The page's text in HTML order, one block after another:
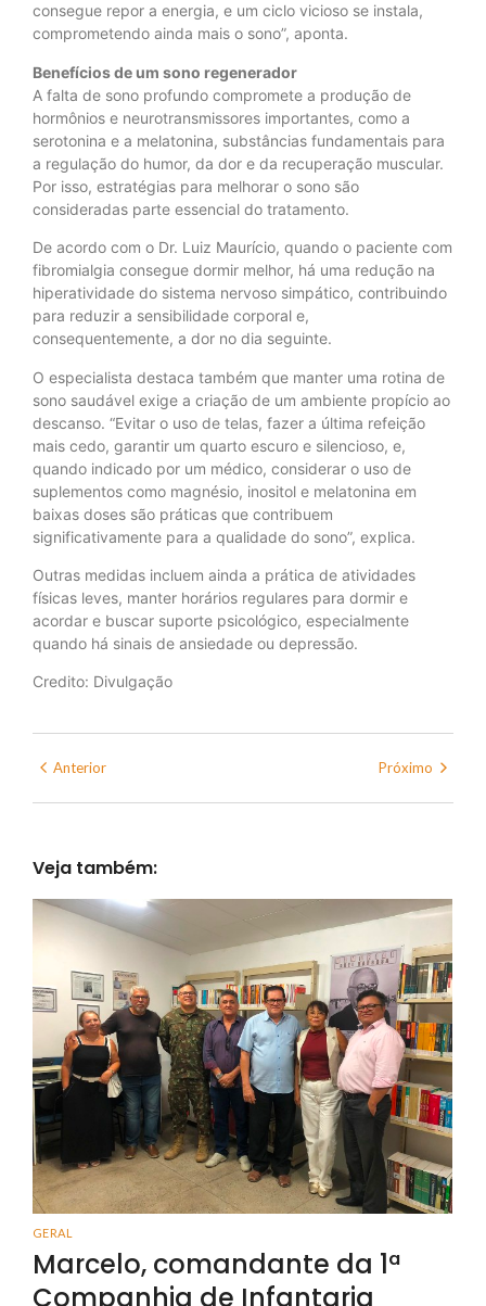
consegue repor a energia, e um ciclo vicioso se instala,
comprometendo ainda mais o sono”, aponta.
Benefícios de um sono regenerador
A falta de sono profundo compromete a produção de
hormônios e neurotransmissores importantes, como a
serotonina e a melatonina, substâncias fundamentais para
a regulação do humor, da dor e da recuperação muscular.
Por isso, estratégias para melhorar o sono são
consideradas parte essencial do tratamento.
De acordo com o Dr. Luiz Maurício, quando o paciente com
fibromialgia consegue dormir melhor, há uma redução na
hiperatividade do sistema nervoso simpático, contribuindo
para reduzir a sensibilidade corporal e,
consequentemente, a dor no dia seguinte.
O especialista destaca também que manter uma rotina de
sono saudável exige a criação de um ambiente propício ao
descanso. “Evitar o uso de telas, fazer a última refeição
mais cedo, garantir um quarto escuro e silencioso, e,
quando indicado por um médico, considerar o uso de
suplementos como magnésio, inositol e melatonina em
baixas doses são práticas que contribuem
significativamente para a qualidade do sono”, explica.
Outras medidas incluem ainda a prática de atividades
físicas leves, manter horários regulares para dormir e
acordar e buscar suporte psicológico, especialmente
quando há sinais de ansiedade ou depressão.
Credito: Divulgação
Anterior Próximo
Veja também:
GERAL
Marcelo, comandante da 1ª
Companhia de Infantaria